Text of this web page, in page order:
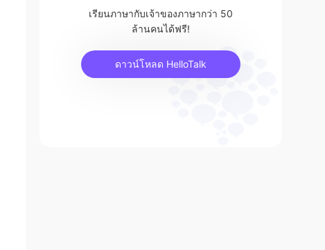
เรียนภาษากับเจ้าของภาษากว่า 50
ล้านคนได้ฟรี!
ดาวน์โหลด HelloTalk